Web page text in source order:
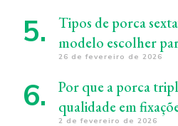
Tipos de porca
modelo escolher
26 de fevereiro de 2026
Por que a porca
qualidade em
2 de fevereiro de 2026